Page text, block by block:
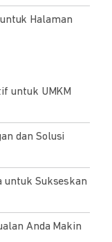
Halaman
untuk UMKM
dan Solusi
untuk Sukseskan
Anda Makin